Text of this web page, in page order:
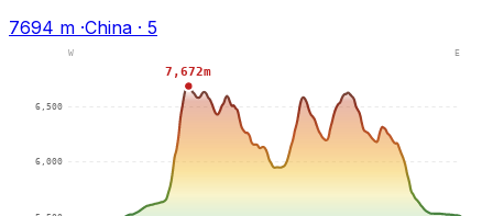
7694 m ·China · 5